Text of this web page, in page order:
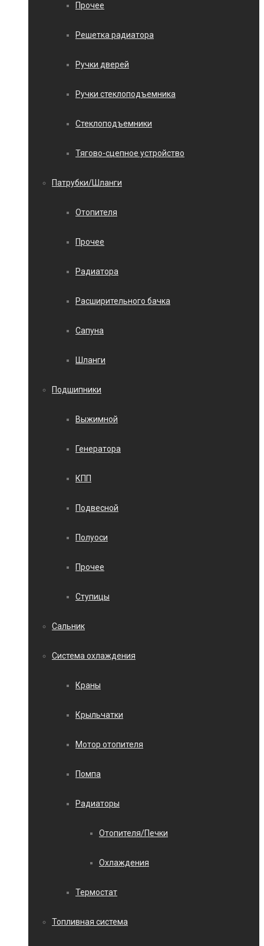
Прочее
Решетка радиатора
Ручки дверей
Ручки стеклоподъемника
Стеклоподъемники
Тягово-сцепное устройство
Патрубки/Шланги
Отопителя
Прочее
Радиатора
Расширительного бачка
Сапуна
Шланги
Подшипники
Выжимной
Генератора
КПП
Подвесной
Полуоси
Прочее
Ступицы
Сальник
Система охлаждения
Краны
Крыльчатки
Мотор отопителя
Помпа
Радиаторы
Отопителя/Печки
Охлаждения
Термостат
Топливная система